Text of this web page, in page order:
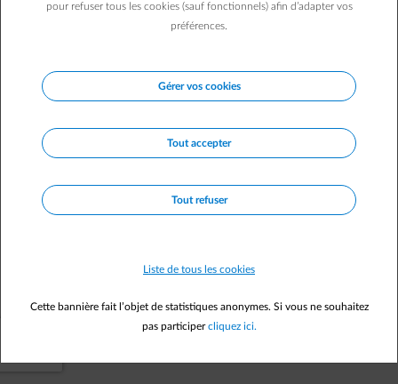
Vers la page d'accueil
pour refuser tous les cookies (sauf fonctionnels) afin d’adapter vos
préférences.
Gérer vos cookies
Tout accepter
Tout refuser
Liste de tous les cookies
Cette bannière fait l’objet de statistiques anonymes. Si vous ne souhaitez
pas participercliquez ici.